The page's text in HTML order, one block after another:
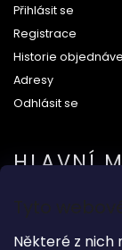
Tyto
Některé z
Přihlásit se
Registrace
Historie
Adresy
Odhlásit se
HLAVNÍ
Na svatbu
Dárkové předměty